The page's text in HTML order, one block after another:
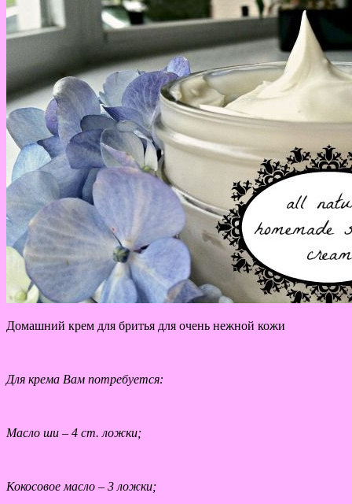
Домашний крем для бритья для очень нежной кожи
Для крема Вам потребуется:
Масло ши – 4 ст. ложки;
Кокосовое масло – 3 ложки;